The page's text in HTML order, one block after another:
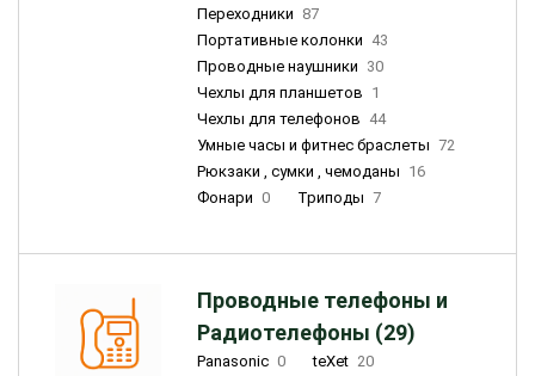
Переходники 87
Портативные колонки 43
Проводные наушники 30
Чехлы для планшетов 1
Чехлы для телефонов 44
Умные часы и фитнес браслеты 72
Рюкзаки , сумки , чемоданы 16
Фонари 0 Триподы 7
Проводные телефоны и
Радиотелефоны (29)
Panasonic 0 teXet 20